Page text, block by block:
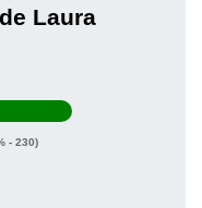
Laura
- 230)